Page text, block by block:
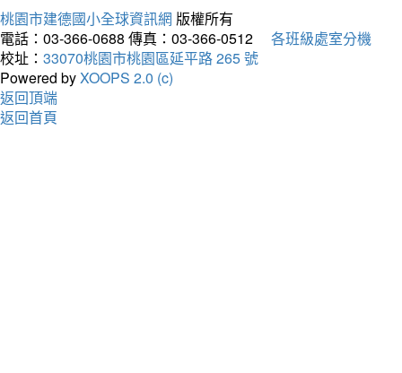
桃園市建德國小全球資訊網 版權所有
電話：03-366-0688 傳真：03-366-0512
各班級處室分機
校址： 33070桃園市桃園區延平路 265 號
Powered byXOOPS 2.0 (c)
返回頂端
返回首頁